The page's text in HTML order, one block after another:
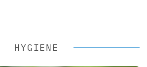
HYGIENE